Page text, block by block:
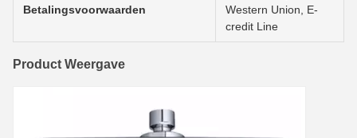
Betalingsvoorwaarden
Western Union, E-
credit Line
Product Weergave